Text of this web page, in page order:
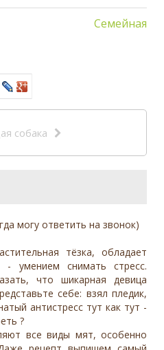
Семейная
собака
могу ответить на звонок)
тёзка, обладает
- умением снимать стресс.
что шикарная девица
себе: взял пледик,
антистресс тут как тут -
?
все виды мят, особенно